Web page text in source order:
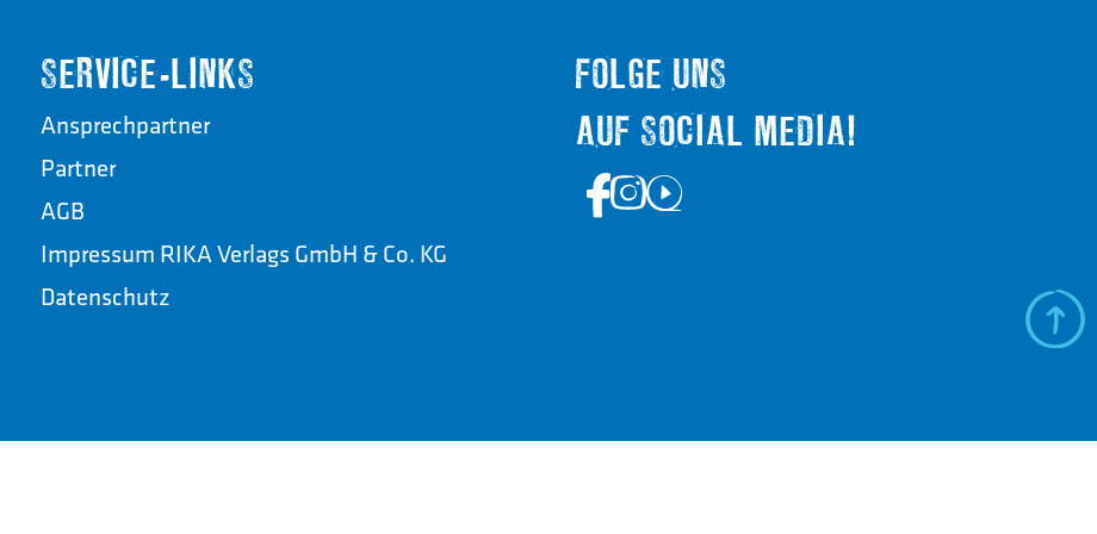
SERVICE-LINKS
Ansprechpartner
Partner
AGB
Impressum RIKA Verlags GmbH & Co. KG
Datenschutz
FOLGE UNS
AUF SOCIAL MEDIA!